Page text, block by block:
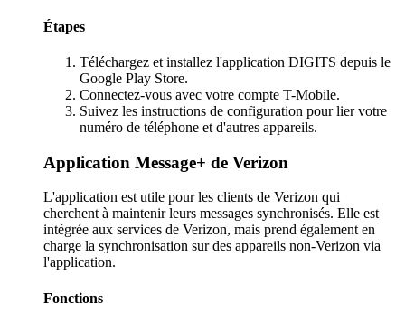
Étapes
Téléchargez et installez l'application DIGITS depuis le
Google Play Store.
Connectez-vous avec votre compte T-Mobile.
Suivez les instructions de configuration pour lier votre
numéro de téléphone et d'autres appareils.
Application Message+ de Verizon
L'application est utile pour les clients de Verizon qui
cherchent à maintenir leurs messages synchronisés. Elle est
intégrée aux services de Verizon, mais prend également en
charge la synchronisation sur des appareils non-Verizon via
l'application.
Fonctions